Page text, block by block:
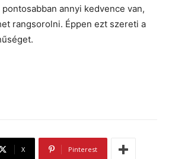
annyi kedvence van,
rangsorolni. Éppen ezt szereti a
X Pinterest